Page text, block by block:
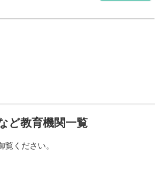
ど教育機関一覧
覧ください。